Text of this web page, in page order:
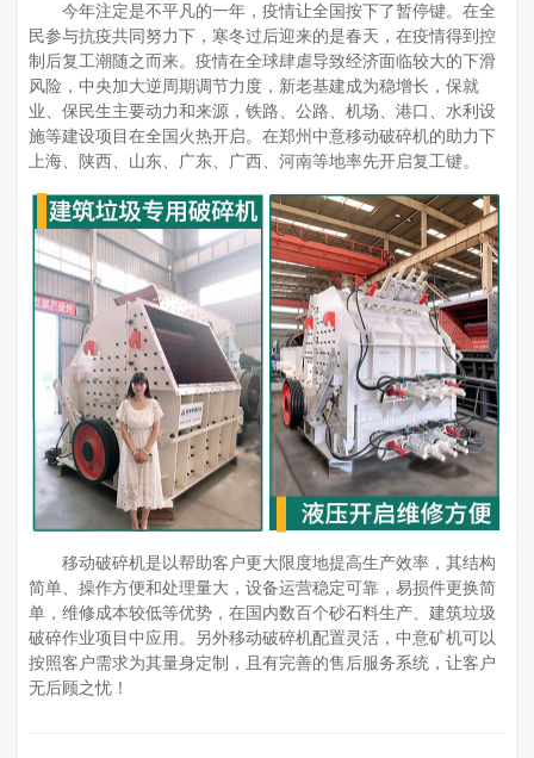
今年注定是不平凡的一年，疫情让全国按下了暂停键。在全
民参与抗疫共同努力下，寒冬过后迎来的是春天，在疫情得到控
制后复工潮随之而来。疫情在全球肆虐导致经济面临较大的下滑
风险，中央加大逆周期调节力度，新老基建成为稳增长，保就
业、保民生主要动力和来源，铁路、公路、机场、港口、水利设
施等建设项目在全国火热开启。在郑州中意移动破碎机的助力下
上海、陕西、山东、广东、广西、河南等地率先开启复工键。
移动破碎机是以帮助客户更大限度地提高生产效率，其结构
简单、操作方便和处理量大，设备运营稳定可靠，易损件更换简
单，维修成本较低等优势，在国内数百个砂石料生产、建筑垃圾
破碎作业项目中应用。另外移动破碎机配置灵活，中意矿机可以
按照客户需求为其量身定制，且有完善的售后服务系统，让客户
无后顾之忧！